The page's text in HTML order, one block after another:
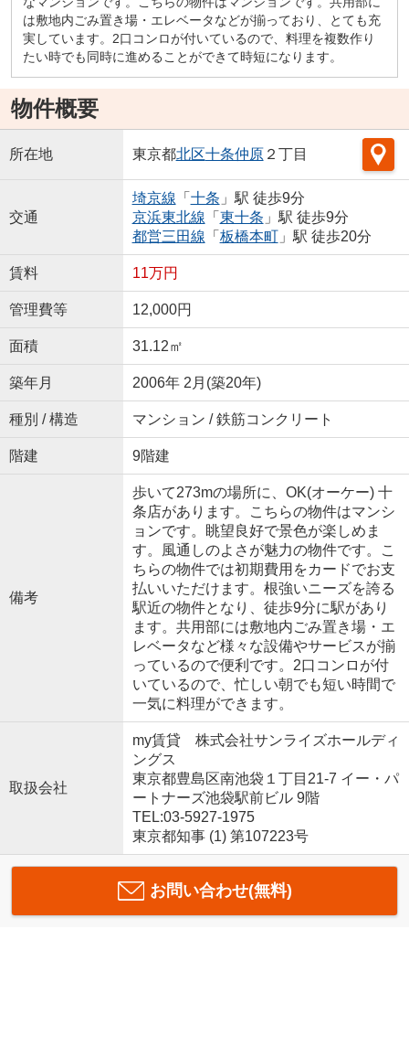
は敷地内ごみ置き場・エレベータなどが揃っており、とても充
実しています。2口コンロが付いているので、料理を複数作り
たい時でも同時に進めることができて時短になります。
物件概要
所在地 東京都北区十条仲原２丁目
交通
埼京線 「 十条 」駅 徒歩9分
京浜東北線 「 東十条 」駅 徒歩9分
都営三田線 「 板橋本町」駅 徒歩20分
賃料 11万円
管理費等 12,000円
面積 31.12㎡
築年月 2006年 2月(築20年)
種別 / 構造 マンション / 鉄筋コンクリート
階建 9階建
備考
歩いて273mの場所に、OK(オーケー) 十
条店があります。こちらの物件はマンシ
ョンです。眺望良好で景色が楽しめま
す。風通しのよさが魅力の物件です。こ
ちらの物件では初期費用をカードでお支
払いいただけます。根強いニーズを誇る
駅近の物件となり、徒歩9分に駅があり
ます。共用部には敷地内ごみ置き場・エ
レベータなど様々な設備やサービスが揃
っているので便利です。2口コンロが付
いているので、忙しい朝でも短い時間で
一気に料理ができます。
取扱会社
my賃貸 株式会社サンライズホールディ
ングス
東京都豊島区南池袋１丁目21-7 イー・パ
ートナーズ池袋駅前ビル 9階
TEL:03-5927-1975
東京都知事 (1) 第107223号
お問い合わせ(無料)